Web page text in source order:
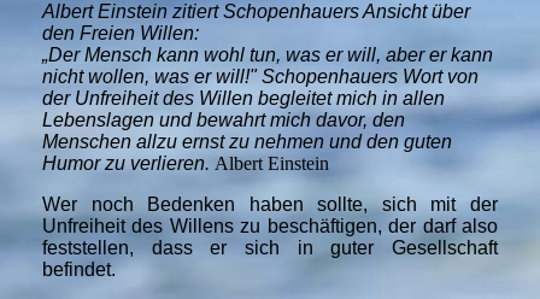
Albert Einstein zitiert Schopenhauers Ansicht über
den Freien Willen:
„Der Mensch kann wohl tun, was er will, aber er kann
nicht wollen, was er will!" Schopenhauers Wort von
der Unfreiheit des Willen begleitet mich in allen
Lebenslagen und bewahrt mich davor, den
Menschen allzu ernst zu nehmen und den guten
Humor zu verlieren. Albert Einstein
Wer noch Bedenken haben sollte, sich mit der
Unfreiheit des Willens zu beschäftigen, der darf also
feststellen, dass er sich in guter Gesellschaft
befindet.